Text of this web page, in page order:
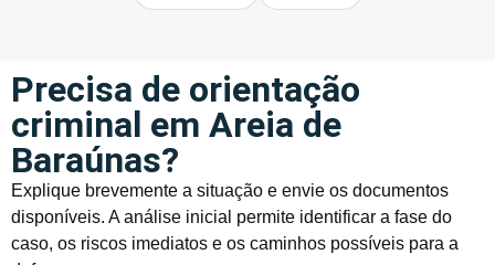
Precisa de orientação
criminal em Areia de
Baraúnas?
Explique brevemente a situação e envie os documentos
disponíveis. A análise inicial permite identificar a fase do
caso, os riscos imediatos e os caminhos possíveis para a